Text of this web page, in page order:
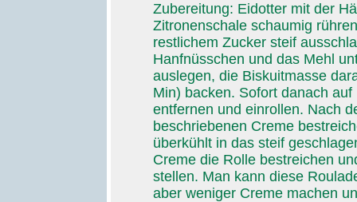
Zubereitung: Eidotter mit der
Zitronenschale schaumig
restlichem Zucker steif
Hanfnüsschen und das Mehl
auslegen, die Biskuitmasse
Min) backen. Sofort danach
entfernen und einrollen. Nach
beschriebenen Creme
überkühlt in das steif
Creme die Rolle bestreichen
stellen. Man kann diese
aber weniger Creme machen